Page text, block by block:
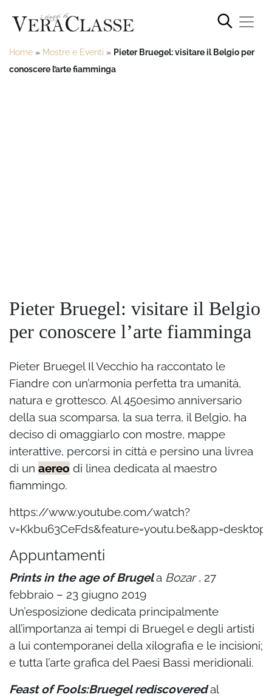
Home » Mostre e Eventi » Pieter Bruegel: visitare il Belgio per
conoscere l’arte fiamminga
Pieter Bruegel: visitare il Belgio
per conoscere l’arte fiamminga
Pieter Bruegel Il Vecchio ha raccontato le
Fiandre con un’armonia perfetta tra umanità,
natura e grottesco. Al 450esimo anniversario
della sua scomparsa, la sua terra, il Belgio, ha
deciso di omaggiarlo con mostre, mappe
interattive, percorsi in città e persino una livrea
di un aereo di linea dedicata al maestro
fiammingo.
https://www.youtube.com/watch?
v=Kkbu63CeFds&feature=youtu.be&app=desktop
Appuntamenti
Prints in the age of Brugela Bozar, 27
febbraio – 23 giugno 2019
Un’esposizione dedicata principalmente
all’importanza ai tempi di Bruegel e degli artisti
a lui contemporanei della xilografia e le incisioni;
e tutta l’arte grafica del Paesi Bassi meridionali.
Feast of Fools:Bruegel rediscovered al